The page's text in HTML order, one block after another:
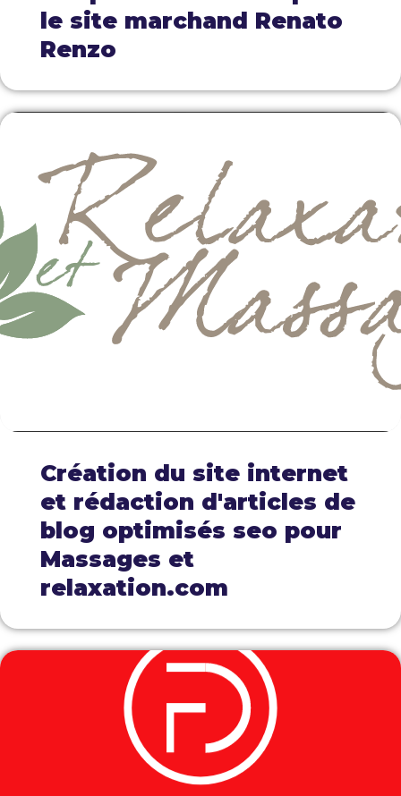
le site marchand Renato
Renzo
Création du site internet
et rédaction d'articles de
blog optimisés seo pour
Massages et
relaxation.com